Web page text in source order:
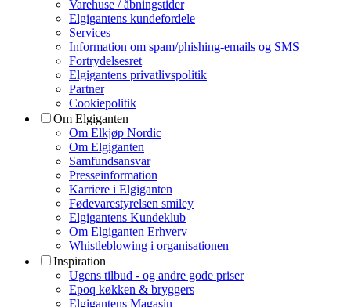
Varehuse / åbningstider
Elgigantens kundefordele
Services
Information om spam/phishing-emails og SMS
Fortrydelsesret
Elgigantens privatlivspolitik
Partner
Cookiepolitik
Om Elgiganten
Om Elkjøp Nordic
Om Elgiganten
Samfundsansvar
Presseinformation
Karriere i Elgiganten
Fødevarestyrelsen smiley
Elgigantens Kundeklub
Om Elgiganten Erhverv
Whistleblowing i organisationen
Inspiration
Ugens tilbud - og andre gode priser
Epoq køkken & bryggers
Elgigantens Magasin